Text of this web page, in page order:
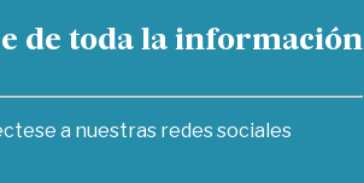
de toda la información
a nuestras redes sociales